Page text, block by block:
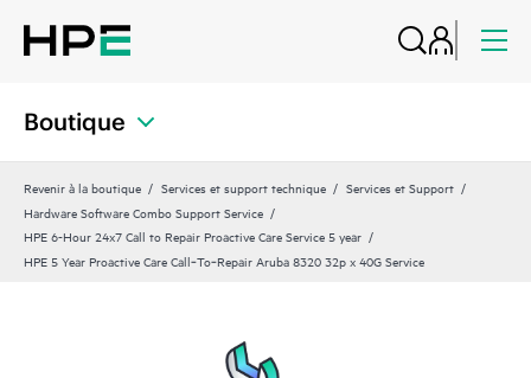
Boutique
Revenir à la boutique Services et support technique
Services et Support
Hardware Software Combo Support Service
HPE 6-Hour 24x7 Call to Repair Proactive Care Service 5 year
HPE 5 Year Proactive Care Call‑To‑Repair Aruba 8320 32p x 40G Service